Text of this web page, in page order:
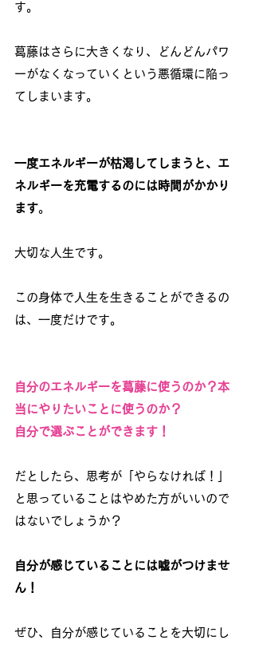
す。
葛藤はさらに大きくなり、どんどんパワ
ーがなくなっていくという悪循環に陥っ
てしまいます。
一度エネルギーが枯渇してしまうと、エ
ネルギーを充電するのには時間がかかり
ます。
大切な人生です。
この身体で人生を生きることができるの
は、一度だけです。
自分のエネルギーを葛藤に使うのか？本
当にやりたいことに使うのか？
自分で選ぶことができます！
だとしたら、思考が「やらなければ！」
と思っていることはやめた方がいいので
はないでしょうか？
自分が感じていることには嘘がつけませ
ん！
ぜひ、自分が感じていることを大切にし